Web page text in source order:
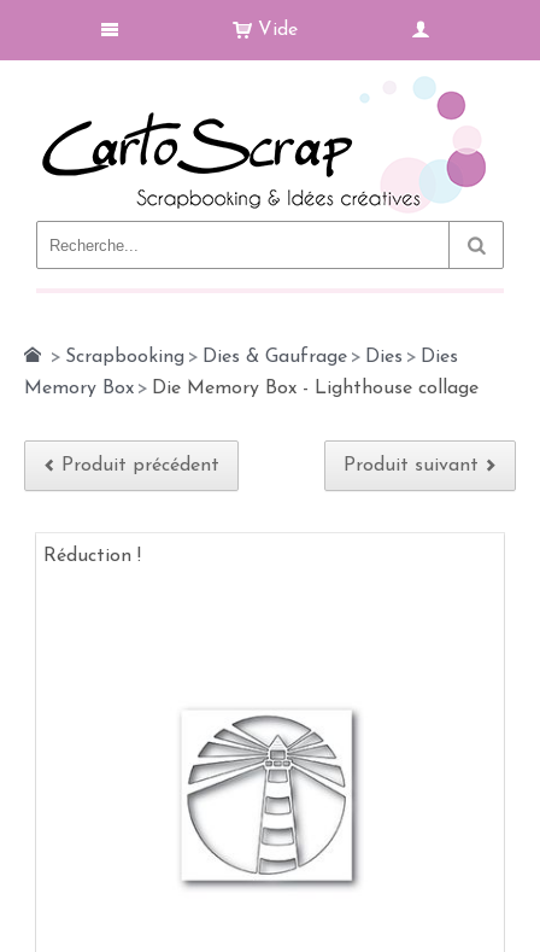
Vide
> Scrapbooking > Dies & Gaufrage > Dies > Dies
Memory Box > Die Memory Box - Lighthouse collage
Produit précédent Produit suivant
Réduction !